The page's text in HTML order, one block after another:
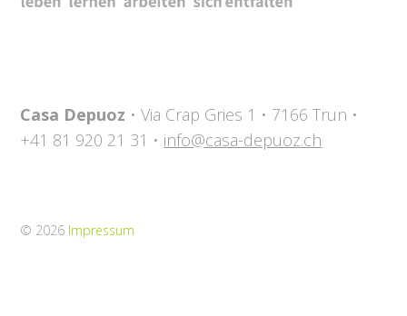
Casa Depuoz • Via Crap Gries 1 • 7166 Trun •
+41 81 920 21 31 • info@casa-depuoz.ch
© 2026 Impressum